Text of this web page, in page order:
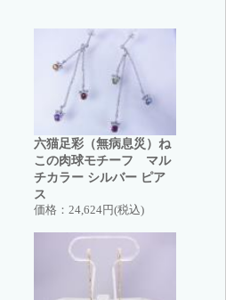
六猫足彩（無病息災）ね
この肉球モチーフ マル
チカラー シルバー ピア
ス
価格： 24,624円(税込)